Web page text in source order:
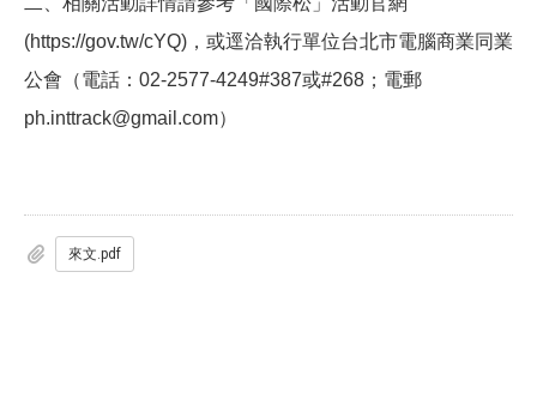
(https://gov.tw/cYQ) ，或逕洽執行單位台北市電腦商業同業
公會（電話： 02-2577-4249#387或#268 ；電郵
ph.inttrack@gmail.com）
來文.pdf